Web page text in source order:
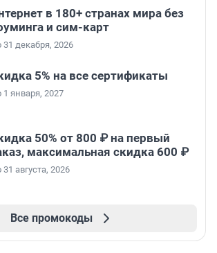
в 180+ странах мира без
и сим-карт
31 декабря, 2026
5% на все сертификаты
1 января, 2027
50% от 800 ₽ на первый
максимальная скидка 600 ₽
августа, 2026
Все промокоды